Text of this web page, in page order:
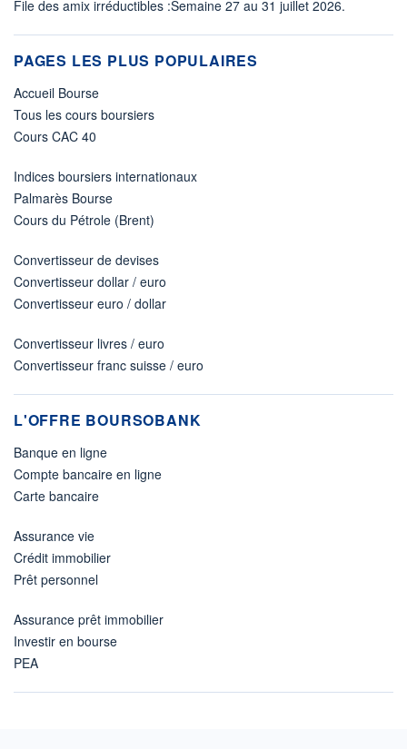
File des amix irréductibles :Semaine 27 au 31 juillet 2026.
PAGES LES PLUS POPULAIRES
Accueil Bourse
Tous les cours boursiers
Cours CAC 40
Indices boursiers internationaux
Palmarès Bourse
Cours du Pétrole (Brent)
Convertisseur de devises
Convertisseur dollar / euro
Convertisseur euro / dollar
Convertisseur livres / euro
Convertisseur franc suisse / euro
L'OFFRE BOURSOBANK
Banque en ligne
Compte bancaire en ligne
Carte bancaire
Assurance vie
Crédit immobilier
Prêt personnel
Assurance prêt immobilier
Investir en bourse
PEA